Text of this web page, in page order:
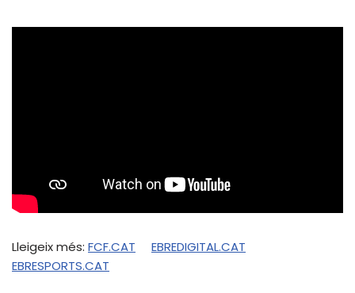
Lleigeix més: FCF.CAT
EBREDIGITAL.CAT
EBRESPORTS.CAT